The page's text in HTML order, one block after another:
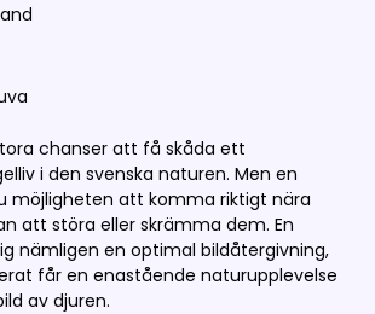
chanser att få skåda ett
i den svenska naturen. Men en
möjligheten att komma riktigt nära
att störa eller skrämma dem. En
nämligen en optimal bildåtergivning,
får en enastående naturupplevelse
av djuren.